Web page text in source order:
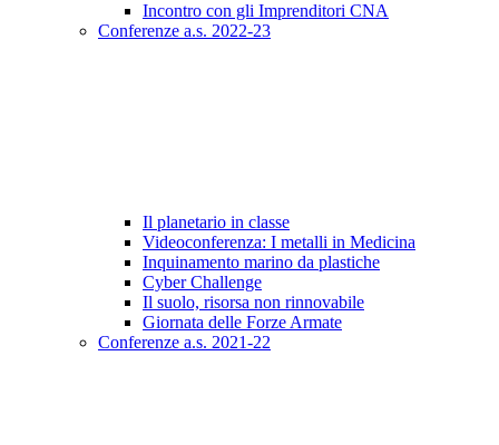
Incontro con gli Imprenditori CNA
Conferenze a.s. 2022-23
Il planetario in classe
Videoconferenza: I metalli in Medicina
Inquinamento marino da plastiche
Cyber Challenge
Il suolo, risorsa non rinnovabile
Giornata delle Forze Armate
Conferenze a.s. 2021-22